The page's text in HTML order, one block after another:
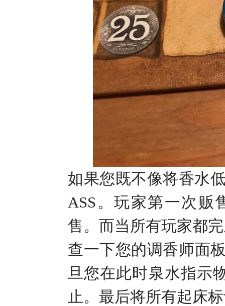
如果您既不像将香水
ASS 。玩家第一次贩
售。而当所有玩家都
查一下您的调香师面
旦您在此时泉水指示
止。最后将所有起床